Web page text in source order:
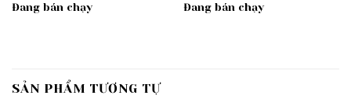
Đang bán chạy
Đang bán chạy
SẢN PHẨM TƯƠNG TỰ